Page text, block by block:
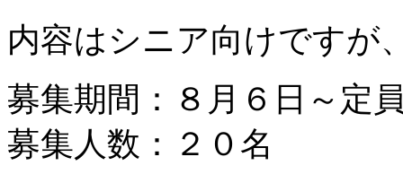
内容はシニア向けですが
募集期間：８月６日～定
募集人数：２０名